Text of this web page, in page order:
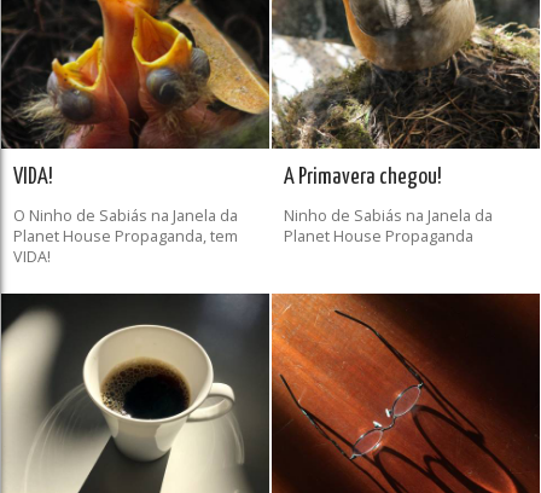
VIDA!
O Ninho de Sabiás na Janela da
Planet House Propaganda, tem
VIDA!
A Primavera chegou!
Ninho de Sabiás na Janela da
Planet House Propaganda